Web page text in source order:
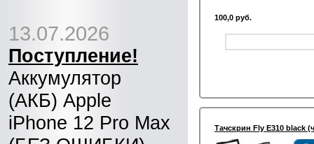
13.07.2026
Поступление!
Аккумулятор
(АКБ) Apple
iPhone 12 Pro Max
100,0 руб.
Тачскрин Fly E310 black